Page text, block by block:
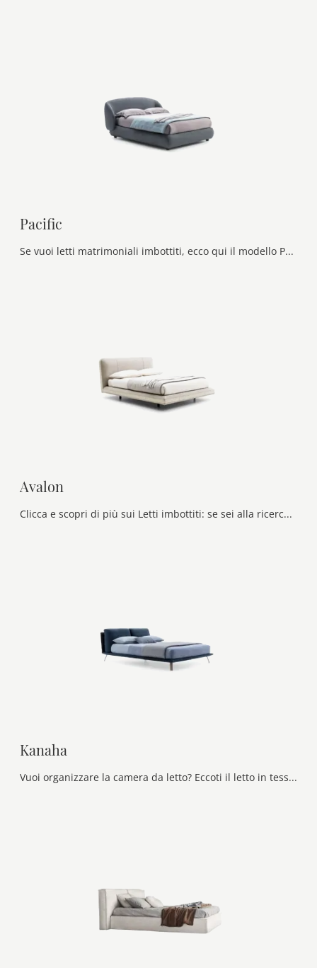
Pacific
Se vuoi letti matrimoniali imbottiti, ecco qui il modello Pacific in tessuto per completare la zona notte.
Avalon
Clicca e scopri di più sui Letti imbottiti: se sei alla ricerca di modelli matrimoniali moderni, il modello Avalon Ditre Italia fa per te.
Kanaha
Vuoi organizzare la camera da letto? Eccoti il letto in tessuto Kanaha di Ditre Italia per spazi moderni.